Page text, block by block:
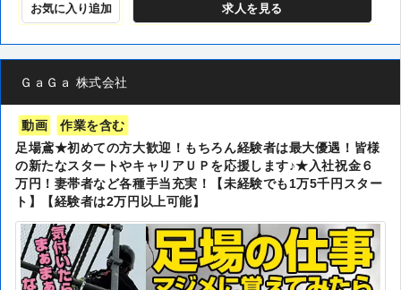
お気に入り追加 求人 を見る
ＧａＧａ 株式会社
動画
作業を含む
足場鳶★初めての方大歓迎！もちろん経験者は最大優遇！皆様
の新たなスタートやキャリアＵＰを応援します♪★入社祝金６
万円！妻帯者など各種手当充実！【未経験でも1万5千円スター
ト】【経験者は2万円以上可能】